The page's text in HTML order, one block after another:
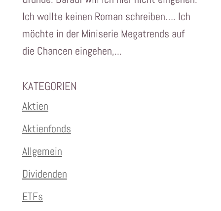
Ich wollte keinen Roman schreiben…. Ich
möchte in der Miniserie Megatrends auf
die Chancen eingehen,...
KATEGORIEN
Aktien
Aktienfonds
Allgemein
Dividenden
ETFs